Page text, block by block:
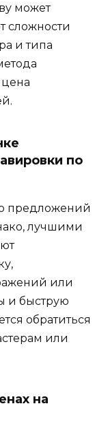
может
сложности
и типа
по
предложений
лучшими
или
и быструю
обратиться
или
на